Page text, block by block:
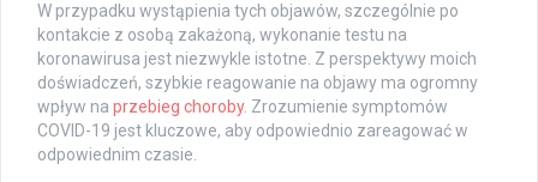
W przypadku wystąpienia tych objawów, szczególnie po
kontakcie z osobą zakażoną, wykonanie testu na
koronawirusa jest niezwykle istotne. Z perspektywy moich
doświadczeń, szybkie reagowanie na objawy ma ogromny
wpływ na przebieg choroby. Zrozumienie symptomów
COVID-19 jest kluczowe, aby odpowiednio zareagować w
odpowiednim czasie.